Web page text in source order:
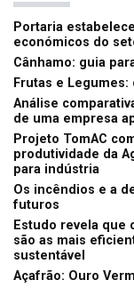
Portaria
económicos do
Cânhamo: guia
Frutas e
Análise
de uma empresa
Projeto TomAC
produtividade da
para indústria
Os incêndios e a
futuros
Estudo revela que
são as mais
sustentável
Açafrão: Ouro